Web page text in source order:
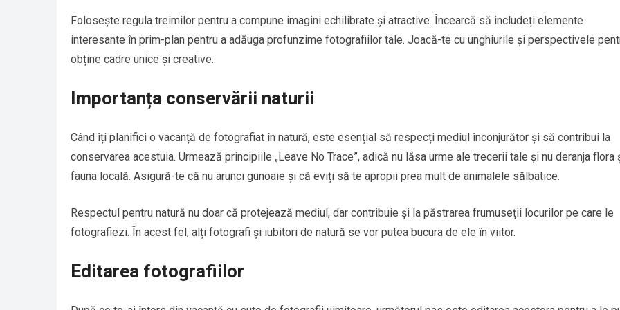
Folosește regula treimilor pentru a compune imagini echilibrate și atractive. Încearcă să includeți elemente
interesante în prim-plan pentru a adăuga profunzime fotografiilor tale. Joacă-te cu unghiurile și perspectivele
obține cadre unice și creative.
Importanța conservării naturii
Când îți planifici o vacanță de fotografiat în natură, este esențial să respecți mediul înconjurător și să contribui la
conservarea acestuia. Urmează principiile „Leave No Trace”, adică nu lăsa urme ale trecerii tale și nu deranja flora
fauna locală. Asigură-te că nu arunci gunoaie și că eviți să te apropii prea mult de animalele sălbatice.
Respectul pentru natură nu doar că protejează mediul, dar contribuie și la păstrarea frumuseții locurilor pe care le
fotografiezi. În acest fel, alți fotografi și iubitori de natură se vor putea bucura de ele în viitor.
Editarea fotografiilor